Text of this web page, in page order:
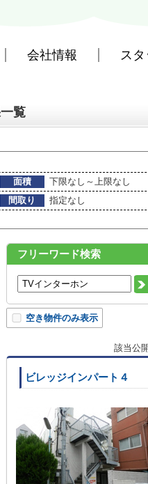
会社情報 ス
覧
面積 下限なし～上限なし
間取り
指定なし
フリーワード検索
空き物件のみ表示
該当公
ビレッジインパート４